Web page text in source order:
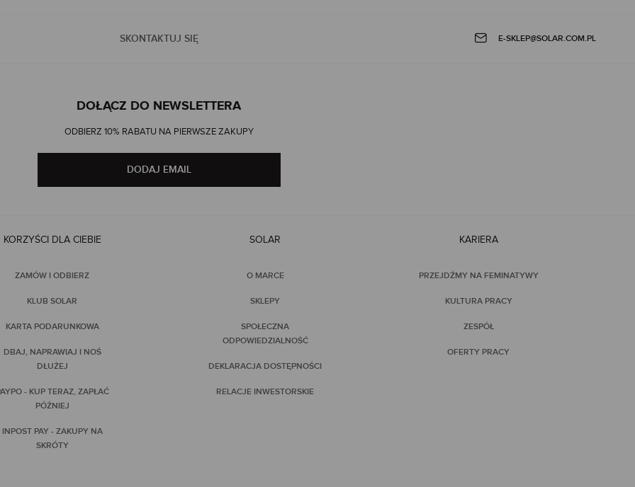
SKONTAKTUJ SIĘ E-SKLEP@SOLAR.COM.PL
DOŁĄCZ DO NEWSLETTERA
ODBIERZ 10% RABATU NA PIERWSZE ZAKUPY
DODAJ EMAIL
KORZYŚCI DLA CIEBIE
ZAMÓW I ODBIERZ
KLUB SOLAR
KARTA PODARUNKOWA
DBAJ, NAPRAWIAJ I NOŚ
DŁUŻEJ
- KUP TERAZ, ZAPŁAĆ
PÓŹNIEJ
INPOST PAY - ZAKUPY NA
SKRÓTY
SOLAR
O MARCE
SKLEPY
SPOŁECZNA
ODPOWIEDZIALNOŚĆ
DEKLARACJA DOSTĘPNOŚCI
RELACJE INWESTORSKIE
KARIERA
PRZEJDŹMY NA FEMINATYWY
KULTURA PRACY
ZESPÓŁ
OFERTY PRACY